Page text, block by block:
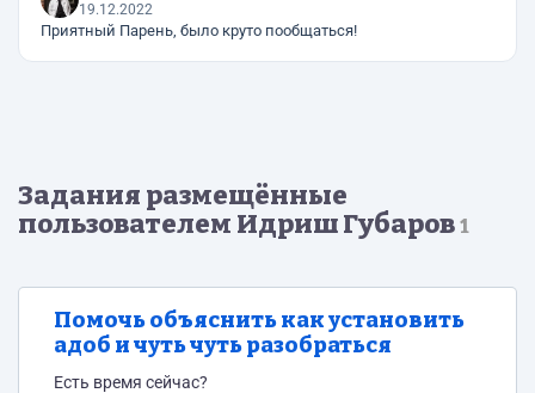
19.12.2022
Приятный Парень, было круто пообщаться!
Задания размещённые
пользователем Идриш Губаров 1
Помочь объяснить как установить
адоб и чуть чуть разобраться
Есть время сейчас?